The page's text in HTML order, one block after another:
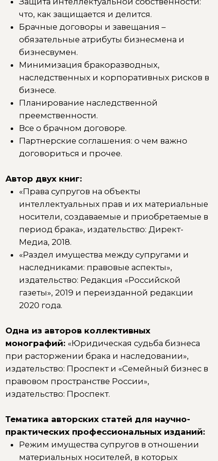
Исключительные права на результаты
интеллектуальной деятельности и
приравненные средства
индивидуализации как имущество,
нажитое супругами во время брака.
Некоторые особенности определения
долей при разделе общего имущества
Соглашение о разделе общего имущества
супругов.
супругами и прочее.